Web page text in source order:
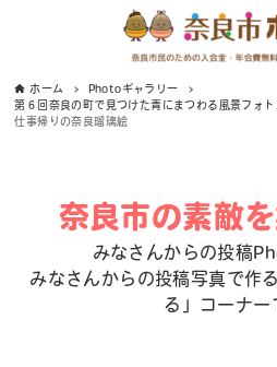
ホーム
Photoギャラリー
仕事帰りの奈良瑠璃絵
奈良市の素敵
みなさんからの投稿
みなさんからの投稿写真で作
る」コーナー